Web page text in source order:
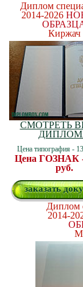
Диплом
2014-2026
Киржач
СМОТРЕТЬ
Цена типография -
Цена ГОЗНАК -
руб.
заказать
Диплом
2014-